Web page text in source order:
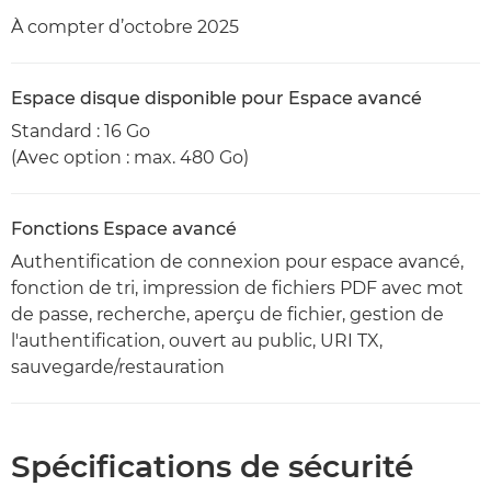
À compter d’octobre 2025
Espace disque disponible pour Espace avancé
Standard : 16 Go
(Avec option : max. 480 Go)
Fonctions Espace avancé
Authentification de connexion pour espace avancé,
fonction de tri, impression de fichiers PDF avec mot
de passe, recherche, aperçu de fichier, gestion de
l'authentification, ouvert au public, URI TX,
sauvegarde/restauration
Spécifications de sécurité